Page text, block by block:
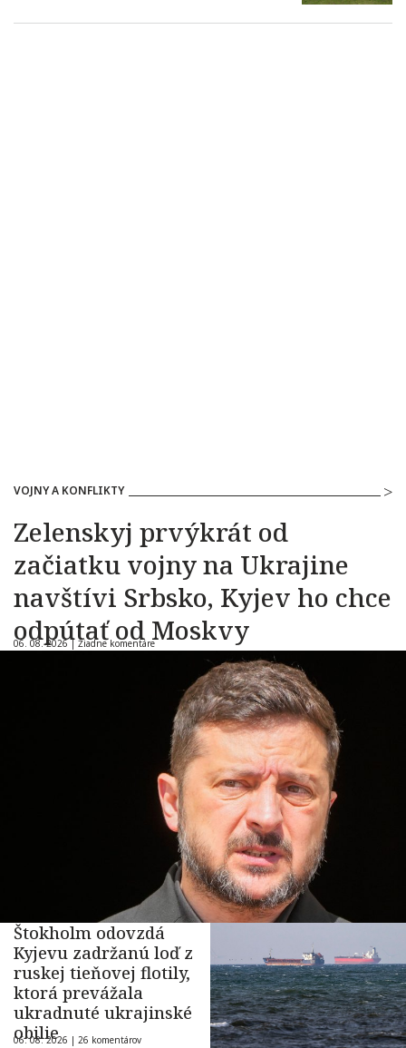
VOJNY A KONFLIKTY
Zelenskyj prvýkrát od
začiatku vojny na Ukrajine
navštívi Srbsko, Kyjev ho chce
odpútať od Moskvy
06. 08. 2026 | Žiadne komentáre
Štokholm odovzdá
Kyjevu zadržanú loď z
ruskej tieňovej flotily,
ktorá prevážala
ukradnuté ukrajinské
obilie
06. 08. 2026 | 26 komentárov